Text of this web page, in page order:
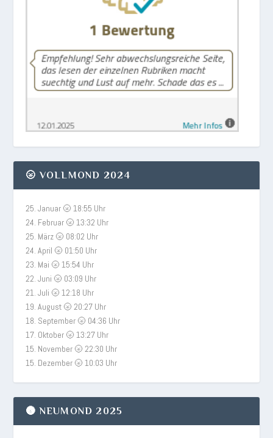
🌝 VOLLMOND 2024
25. Januar 🌝 18:55 Uhr
24. Februar 🌝 13:32 Uhr
25. März 🌝 08:02 Uhr
24. April 🌝 01:50 Uhr
23. Mai 🌝 15:54 Uhr
22. Juni 🌝 03:09 Uhr
21. Juli 🌝 12:18 Uhr
19. August 🌝 20:27 Uhr
18. September 🌝 04:36 Uhr
17. Oktober 🌝 13:27 Uhr
15. November 🌝 22:30 Uhr
15. Dezember 🌝 10:03 Uhr
🌚 NEUMOND 2025